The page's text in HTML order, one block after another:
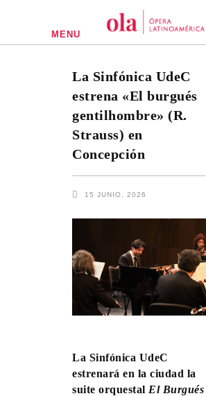
MENU
La Sinfónica UdeC
estrena «El burgués
gentilhombre» (R.
Strauss) en
Concepción
15 JUNIO, 2026
La Sinfónica UdeC
estrenará en la ciudad la
suite orquestal El Burgués